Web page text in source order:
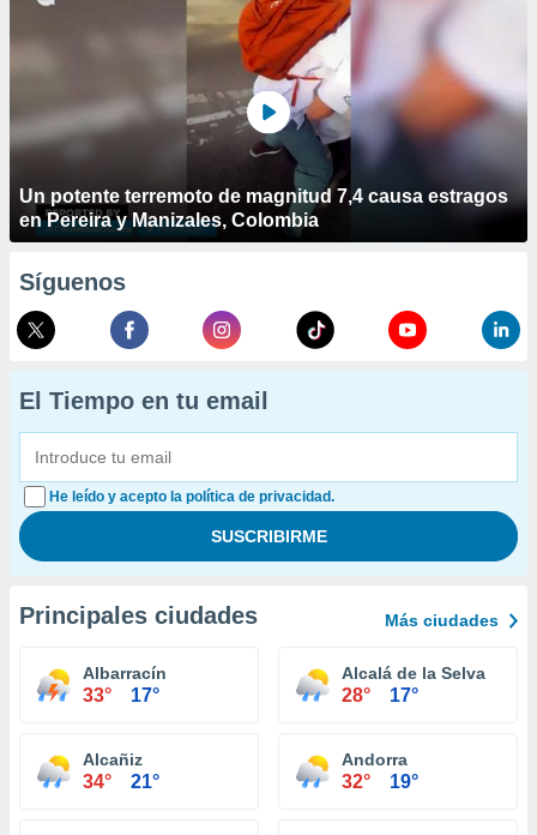
Un potente terremoto de magnitud 7,4 causa estragos
en Pereira y Manizales, Colombia
Síguenos
El Tiempo en tu email
He leído y acepto la política de privacidad.
Principales ciudades Más ciudades
Albarracín
33° 17°
Alcalá de la Selva
28° 17°
Alcañiz
34° 21°
Andorra
32° 19°